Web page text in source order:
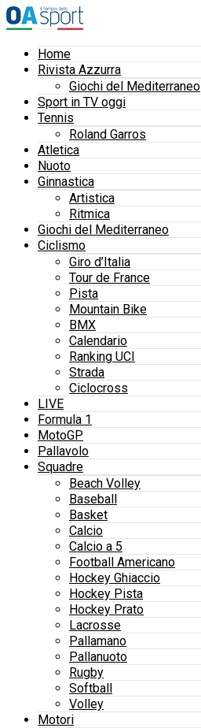
Home
Rivista Azzurra
Giochi del Mediterraneo
Sport in TV oggi
Tennis
Roland Garros
Atletica
Nuoto
Ginnastica
Artistica
Ritmica
Giochi del Mediterraneo
Ciclismo
Giro d’Italia
Tour de France
Pista
Mountain Bike
BMX
Calendario
Ranking UCI
Strada
Ciclocross
LIVE
Formula 1
MotoGP
Pallavolo
Squadre
Beach Volley
Baseball
Basket
Calcio
Calcio a 5
Football Americano
Hockey Ghiaccio
Hockey Pista
Hockey Prato
Lacrosse
Pallamano
Pallanuoto
Rugby
Softball
Volley
Motori